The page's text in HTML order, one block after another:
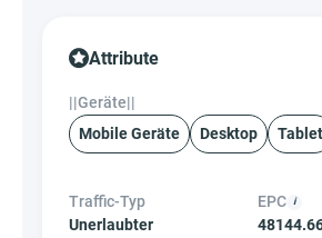
Attribute
||Geräte||
Mobile Geräte
Desktop Tablet
Traffic-Typ
Unerlaubter
EPC